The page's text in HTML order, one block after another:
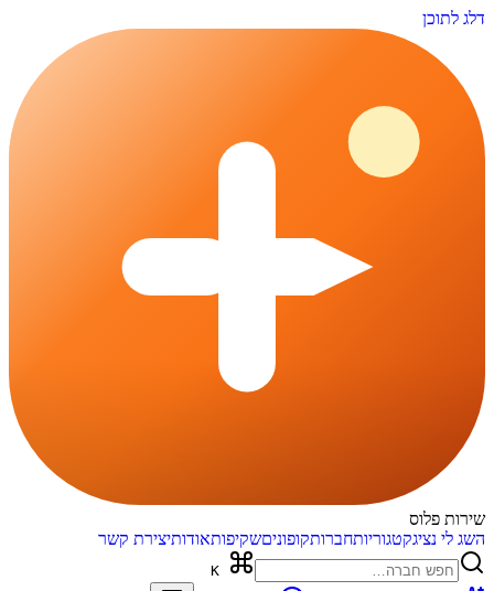
דלג לתוכן
שירות פלוס
השג לי נציגקטגוריותחברותקופוניםשקיפותאודותיצירת קשר